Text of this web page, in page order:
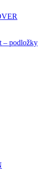
– podložky